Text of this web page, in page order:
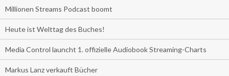
Millionen Streams Podcast boomt
Heute ist Welttag des Buches!
Media Control launcht 1. offizielle Audiobook Streaming-Charts
Markus Lanz verkauft Bücher